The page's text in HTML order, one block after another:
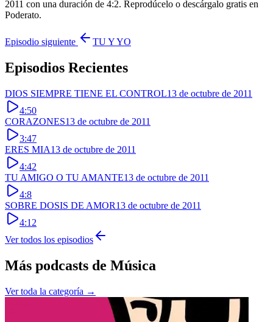
2011 con una duración de 4:2. Reprodúcelo o descárgalo gratis en
Poderato.
Episodio siguiente TU Y YO
Episodios Recientes
DIOS SIEMPRE TIENE EL CONTROL13 de octubre de 2011
4:50
CORAZONES13 de octubre de 2011
3:47
ERES MIA13 de octubre de 2011
4:42
TU AMIGO O TU AMANTE13 de octubre de 2011
4:8
SOBRE DOSIS DE AMOR13 de octubre de 2011
4:12
Ver todos los episodios
Más podcasts de Música
Ver toda la categoría →